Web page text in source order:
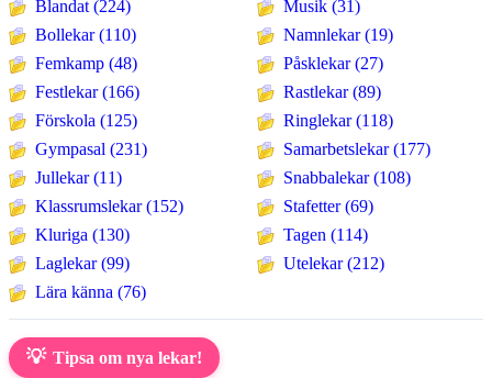
Blandat (224)
Bollekar (110)
Femkamp (48)
Festlekar (166)
Förskola (125)
Gympasal (231)
Jullekar (11)
Klassrumslekar (152)
Kluriga (130)
Laglekar (99)
Lära känna (76)
Musik (31)
Namnlekar (19)
Påsklekar (27)
Rastlekar (89)
Ringlekar (118)
Samarbetslekar (177)
Snabbalekar (108)
Stafetter (69)
Tagen (114)
Utelekar (212)
💡 Tipsa om nya lekar!